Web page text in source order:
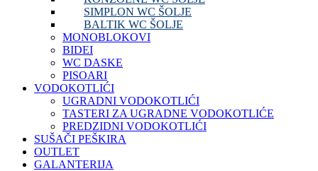
SIMPLON WC ŠOLJE
BALTIK WC ŠOLJE
MONOBLOKOVI
BIDEI
WC DASKE
PISOARI
VODOKOTLIĆI
UGRADNI VODOKOTLIĆI
TASTERI ZA UGRADNE VODOKOTLIĆE
PREDZIDNI VODOKOTLIĆI
SUŠAČI PEŠKIRA
OUTLET
GALANTERIJA